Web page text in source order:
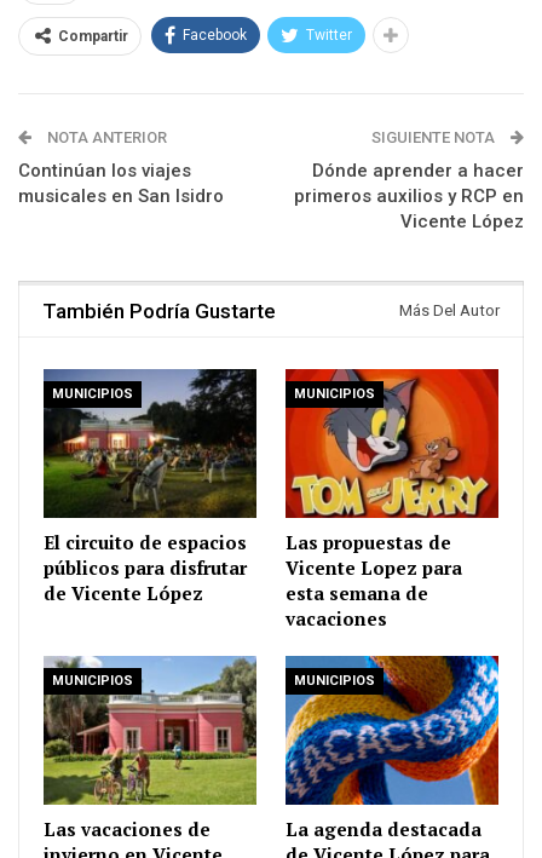
Compartir Facebook Twitter
NOTA ANTERIOR
Continúan los viajes
musicales en San Isidro
SIGUIENTE NOTA
Dónde aprender a hacer
primeros auxilios y RCP en
Vicente López
También Podría Gustarte Más Del Autor
MUNICIPIOS
El circuito de espacios
públicos para disfrutar
de Vicente López
MUNICIPIOS
Las propuestas de
Vicente Lopez para
esta semana de
vacaciones
MUNICIPIOS
Las vacaciones de
MUNICIPIOS
La agenda destacada